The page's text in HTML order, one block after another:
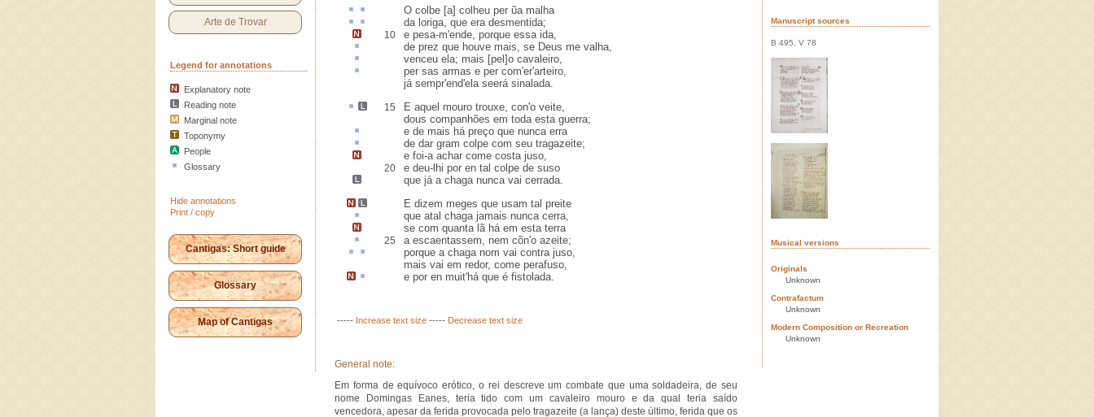
Arte de Trovar
Legend for annotations
Explanatory note
Reading note
Marginal note
Toponymy
People
Glossary
Hide annotations
Print / copy
Cantigas: Short guide
Glossary
Map of Cantigas
O colbe [a] colheu per ũa malha
da loriga, que era desmentida;
10 e pesa-m'ende, porque essa ida,
de prez que houve mais, se Deus me valha,
venceu ela; mais [pel]o cavaleiro,
per sas armas e per com'er'arteiro,
já sempr'end'ela seerá sinalada.
15 E aquel mouro trouxe, con'o veite,
dous companhões em toda esta guerra;
e de mais há preço que nunca erra
de dar gram colpe com seu tragazeite;
e foi-a achar come costa juso,
20
e deu-lhi por en tal colpe de suso
que já a chaga nunca vai cerrada.
E dizem meges que usam tal preite
que atal chaga jamais nunca cerra,
se com quanta lã há em esta terra
25 a escaentassem, nem cõn'o azeite;
porque a chaga nom vai contra juso,
mais vai em redor, come perafuso,
e por en muit'há que é fistolada.
----- Increase text size ----- Decrease text size
General note:
Em forma de equívoco erótico, o rei descreve um combate que uma soldadeira, de seu
nome Domingas Eanes, teria tido com um cavaleiro mouro e da qual teria saído
vencedora, apesar da ferida provocada pelo tragazeite (a lança) deste último, ferida que os
Manuscript sources
B 495, V 78
Musical versions
Originals
Unknown
Contrafactum
Unknown
Modern Composition or Recreation
Unknown